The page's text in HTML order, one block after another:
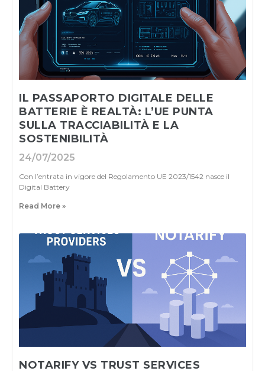
IL PASSAPORTO DIGITALE DELLE
BATTERIE È REALTÀ: L’UE PUNTA
SULLA TRACCIABILITÀ E LA
SOSTENIBILITÀ
24/07/2025
Con l’entrata in vigore del Regolamento UE 2023/1542 nasce il
Digital Battery
Read More »
NOTARIFY VS TRUST SERVICES